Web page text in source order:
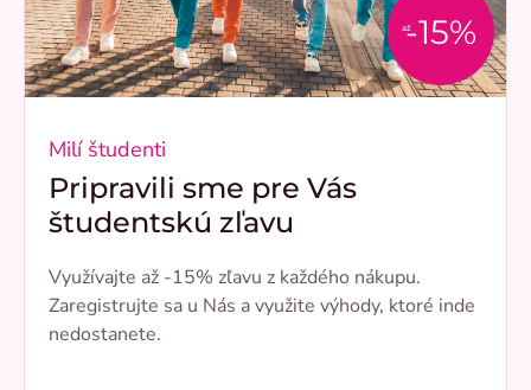
až-15%
Milí študenti
Pripravili sme pre Vás
študentskú zľavu
Využívajte až -15% zľavu z každého nákupu.
Zaregistrujte sa u Nás a využite výhody, ktoré inde
nedostanete.